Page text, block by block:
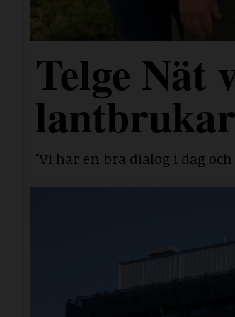
Telge Nät
"Vi har en bra dialog i dag